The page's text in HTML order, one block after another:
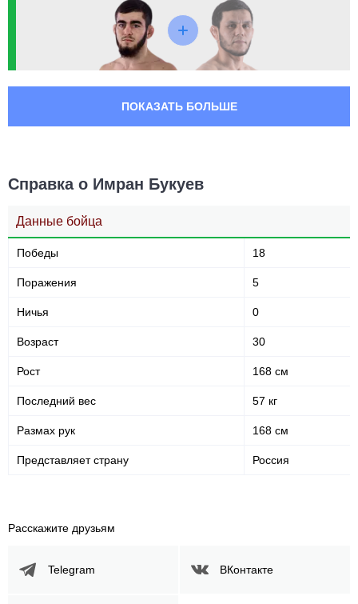
ПОКАЗАТЬ БОЛЬШЕ
Справка о Имран Букуев
Данные бойца
Победы 18
Поражения 5
Ничья 0
Возраст 30
Рост 168 см
Последний вес 57 кг
Размах рук 168 см
Представляет страну Россия
Расскажите друзьям
Telegram ВКонтакте